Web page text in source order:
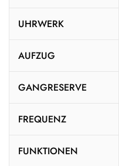
UHRWERK
AUFZUG
GANGRESERVE
FREQUENZ
FUNKTIONEN